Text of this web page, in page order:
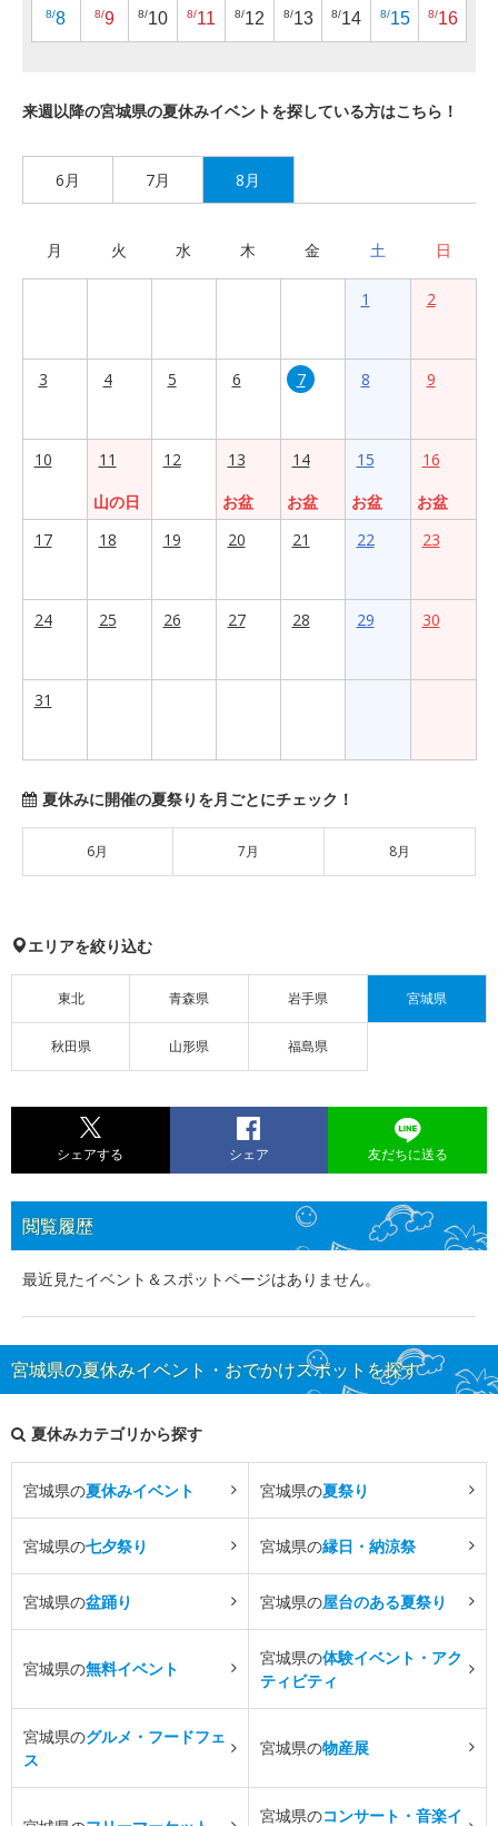
8/8 8/9 8/10 8/11 8/12 8/13 8/14 8/15 8/16
来週以降の宮城県の夏休みイベントを探している方はこちら！
6月 7月 8月
月 火 水 木 金 土 日
1 2
3 4 5 6 7 8 9
10
11
山の日
12
13
お盆
14
お盆
15
お盆
16
お盆
17
18 19 20 21 22 23
24 25 26 27 28 29 30
31
夏休みに開催の夏祭りを月ごとにチェック！
6月 7月 8月
エリアを絞り込む
東北 青森県 岩手県 宮城県
秋田県 山形県 福島県
シェアする シェア 友だちに送る
閲覧履歴
最近見たイベント＆スポットページはありません。
宮城県の夏休みイベント・おでかけスポットを探す
夏休みカテゴリから探す
宮城県の夏休みイベント 宮城県の夏祭り
宮城県の七夕祭り 宮城県の縁日・納涼祭
宮城県の盆踊り 宮城県の屋台のある夏祭り
宮城県の無料イベント
宮城県の体験イベント・アク
ティビティ
宮城県のグルメ・フードフェ
ス
宮城県の物産展
宮城県のコンサート・音楽イ